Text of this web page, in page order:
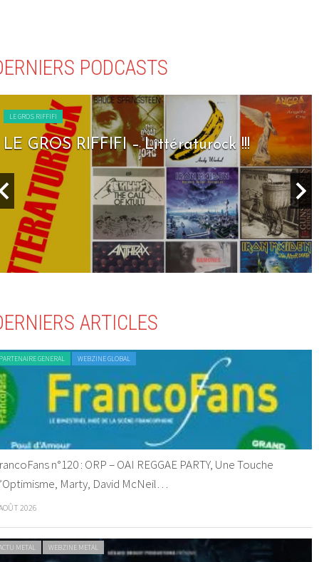
PODCASTS
LE GROS RIFFIFI
LE GROS RIFFIFI – Seven Days
ARTICLES
GENERAL WEBZINE GLOBAL
n°120 : ORP – OAI REGGAE PARTY, Une Touche
Marty, David McNeil…
2026
METAL WEBZINE METAL